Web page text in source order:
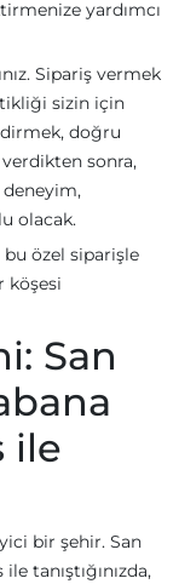
yardımcı
Sipariş vermek
sizin için
doğru
sonra,
deneyim,
olacak.
bu özel siparişle
köşesi
San
ile
bir şehir. San
tanıştığınızda,